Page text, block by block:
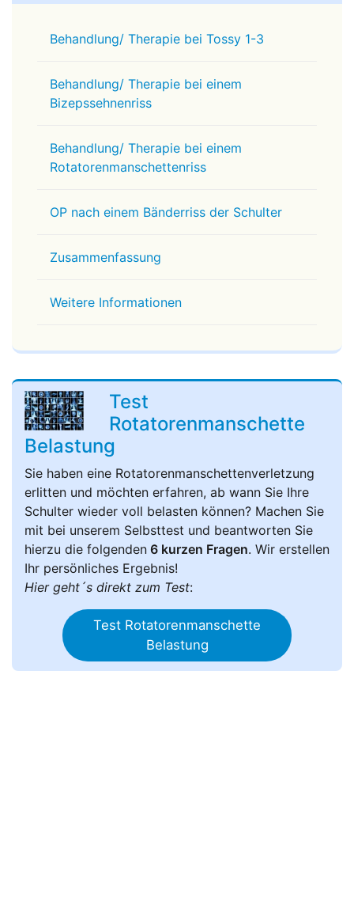
Behandlung/ Therapie bei Tossy 1-3
Behandlung/ Therapie bei einem
Bizepssehnenriss
Behandlung/ Therapie bei einem
Rotatorenmanschettenriss
OP nach einem Bänderriss der Schulter
Zusammenfassung
Weitere Informationen
Test
Rotatorenmanschette
Belastung
Sie haben eine Rotatorenmanschettenverletzung
erlitten und möchten erfahren, ab wann Sie Ihre
Schulter wieder voll belasten können? Machen Sie
mit bei unserem Selbsttest und beantworten Sie
hierzu die folgenden 6 kurzen Fragen. Wir erstellen
Ihr persönliches Ergebnis!
Hier geht´s direkt zum Test:
Test Rotatorenmanschette
Belastung